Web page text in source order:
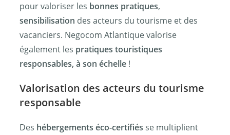
pour valoriser les bonnes pratiques,
sensibilisation des acteurs du tourisme et des
vacanciers. Negocom Atlantique valorise
également les pratiques touristiques
responsables, à son échelle !
Valorisation des acteurs du tourisme
responsable
Des hébergements éco-certifiés se multiplient